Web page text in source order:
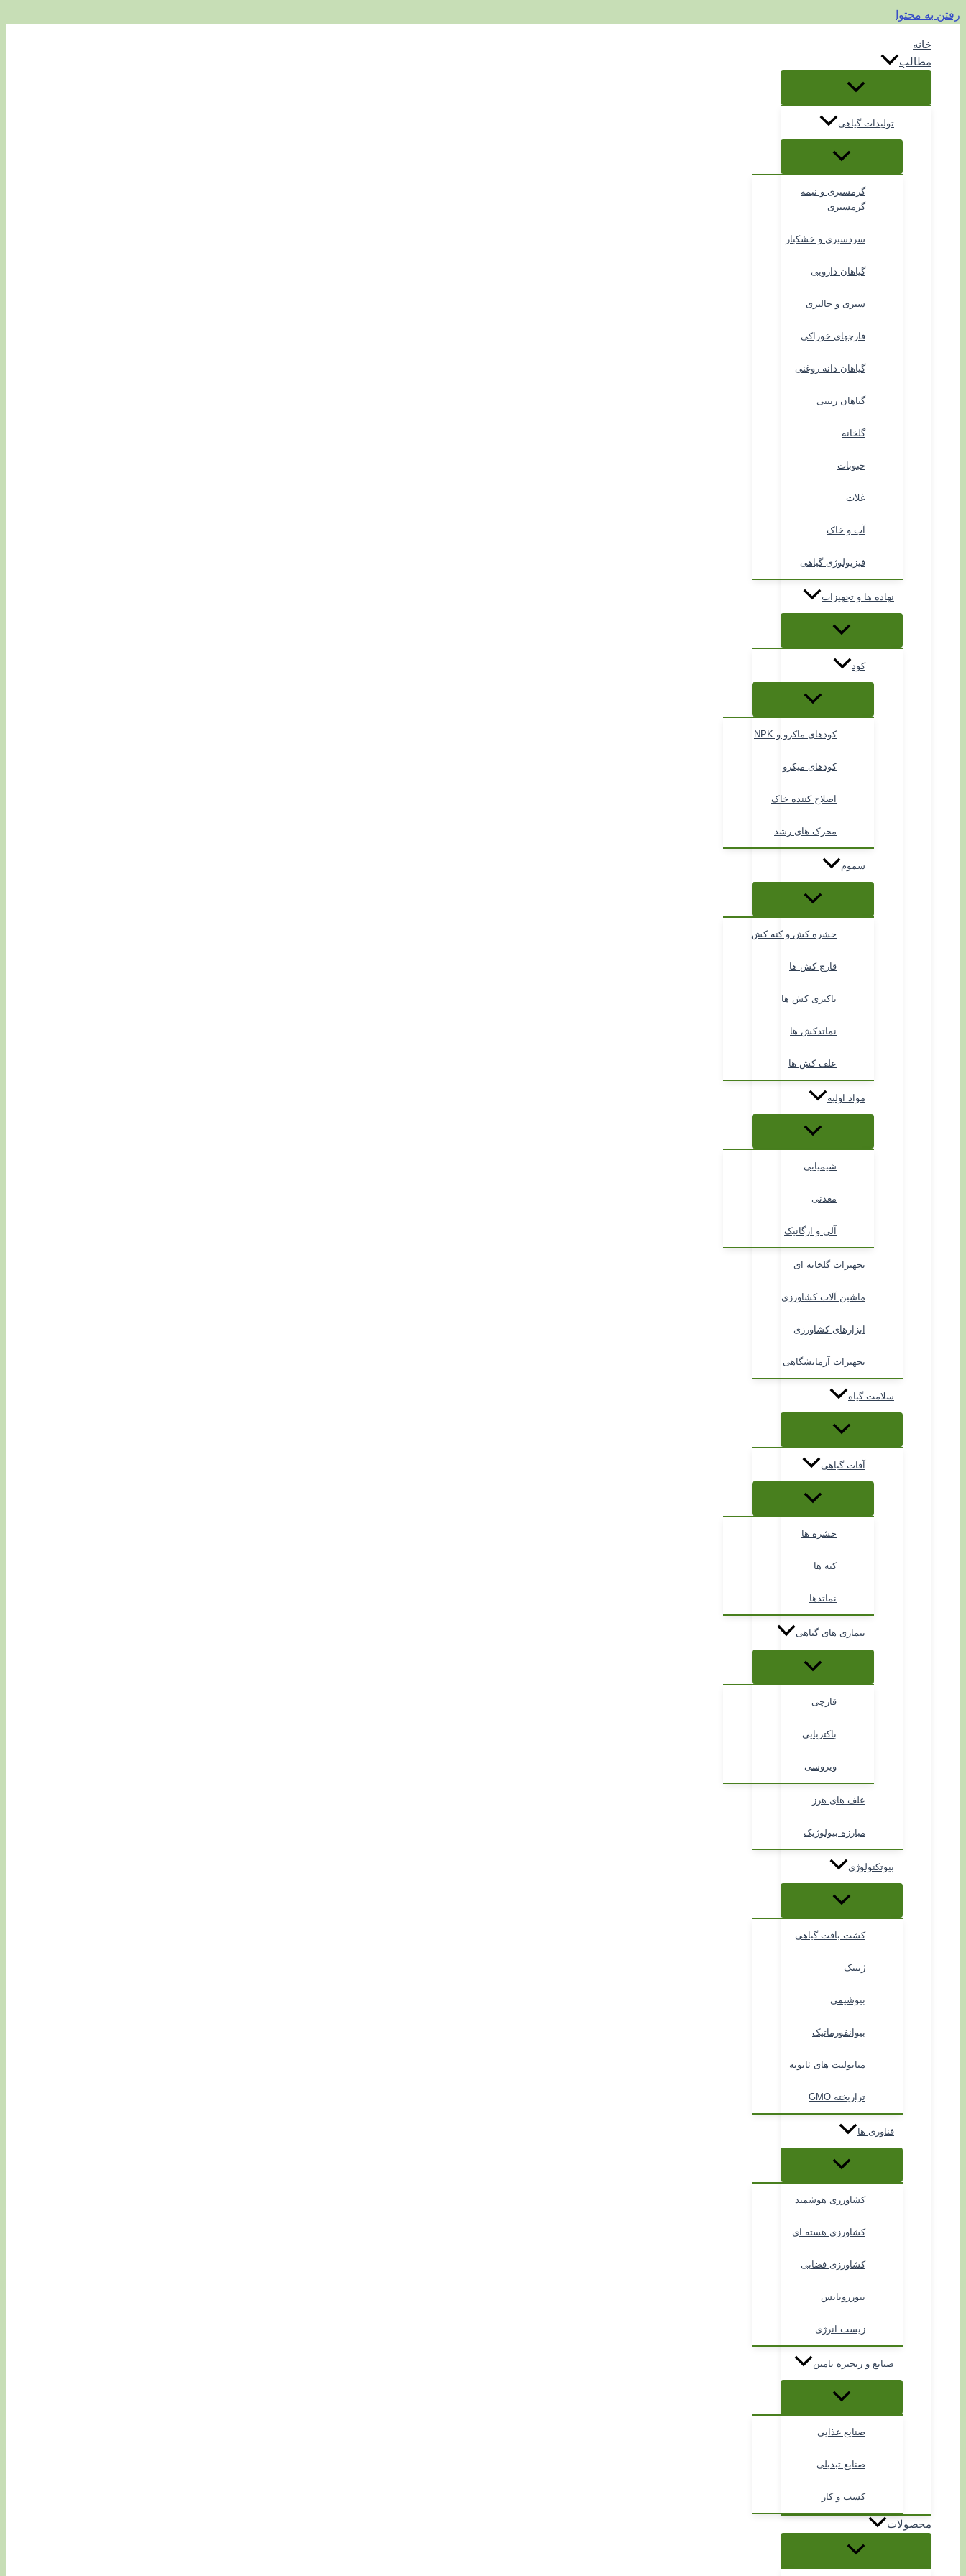
رفتن به محتوا
خانه
مطالب
تولیدات گیاهی
گرمسیری و نیمه
گرمسیری
سردسیری و خشکبار
گیاهان دارویی
سبزی و جالیزی
قارچهای خوراکی
گیاهان دانه روغنی
گیاهان زینتی
گلخانه
حبوبات
غلات
آب و خاک
فیزیولوژی گیاهی
نهاده ها و تجهیزات
کود
کودهای ماکرو و NPK
کودهای میکرو
اصلاح کننده خاک
محرک های رشد
سموم
حشره کش و کنه کش
قارچ کش ها
باکتری کش ها
نماتدکش ها
علف کش ها
مواد اولیه
شیمیایی
معدنی
آلی و ارگانیک
تجهیزات گلخانه ای
ماشین آلات کشاورزی
ابزارهای کشاورزی
تجهیزات آزمایشگاهی
سلامت گیاه
آفات گیاهی
حشره ها
کنه ها
نماتدها
بیماری های گیاهی
قارچی
باکتریایی
ویروسی
علف های هرز
مبارزه بیولوژیک
بیوتکنولوژی
کشت بافت گیاهی
ژنتیک
بیوشیمی
بیوانفورماتیک
متابولیت های ثانویه
تراریخته GMO
فناوری ها
کشاورزی هوشمند
کشاورزی هسته ای
کشاورزی فضایی
بیورزونانس
زیست انرژی
صنایع و زنجیره تامین
صنایع غذایی
صنایع تبدیلی
کسب و کار
محصولات